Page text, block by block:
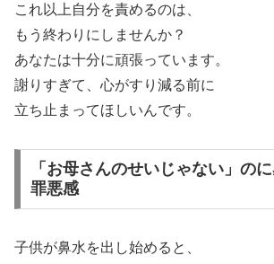
これ以上自分を責めるのは、
もう終わりにしませんか？
あなたは十分に頑張っています。
謝りすぎて、心がすり減る前に
立ち止まってほしいんです。
「お母さんのせいじゃない」の
罪悪感
子供が鼻水を出し始めると、